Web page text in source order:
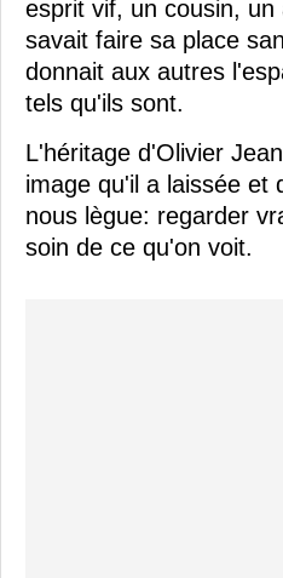
esprit vif, un cousin,
savait faire sa place
donnait aux autres
tels qu'ils sont.
L'héritage d'Olivier
image qu'il a laissée et
nous lègue: regarder
soin de ce qu'on voit.